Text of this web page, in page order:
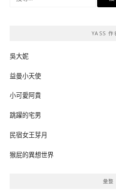
YASS 作
吳大妮
益曼小天使
小可愛阿貴
跳躍的宅男
民宿女王芽月
猴屁的異想世界
彙整